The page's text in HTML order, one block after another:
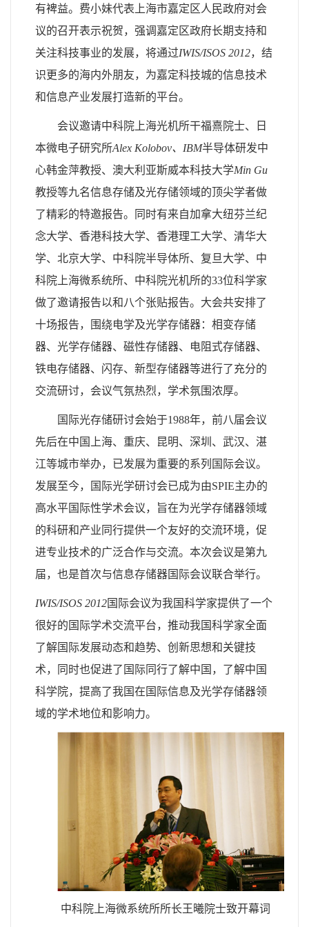
有裨益。费小妹代表上海市嘉定区人民政府对会
议的召开表示祝贺，强调嘉定区政府长期支持和
关注科技事业的发展，将通过IWIS/ISOS 2012，结
识更多的海内外朋友，为嘉定科技城的信息技术
和信息产业发展打造新的平台。
会议邀请中科院上海光机所干福熹院士、日
本微电子研究所Alex Kolobov、IBM半导体研发中
心韩金萍教授、澳大利亚斯威本科技大学Min Gu
教授等九名信息存储及光存储领域的顶尖学者做
了精彩的特邀报告。同时有来自加拿大纽芬兰纪
念大学、香港科技大学、香港理工大学、清华大
学、北京大学、中科院半导体所、复旦大学、中
科院上海微系统所、中科院光机所的33位科学家
做了邀请报告以和八个张贴报告。大会共安排了
十场报告，围绕电学及光学存储器：相变存储
器、光学存储器、磁性存储器、电阻式存储器、
铁电存储器、闪存、新型存储器等进行了充分的
交流研讨，会议气氛热烈，学术氛围浓厚。
国际光存储研讨会始于1988年，前八届会议
先后在中国上海、重庆、昆明、深圳、武汉、湛
江等城市举办，已发展为重要的系列国际会议。
发展至今，国际光学研讨会已成为由SPIE主办的
高水平国际性学术会议，旨在为光学存储器领域
的科研和产业同行提供一个友好的交流环境，促
进专业技术的广泛合作与交流。本次会议是第九
届，也是首次与信息存储器国际会议联合举行。
IWIS/ISOS 2012国际会议为我国科学家提供了一个
很好的国际学术交流平台，推动我国科学家全面
了解国际发展动态和趋势、创新思想和关键技
术，同时也促进了国际同行了解中国，了解中国
科学院，提高了我国在国际信息及光学存储器领
域的学术地位和影响力。
中科院上海微系统所所长王曦院士致开幕词